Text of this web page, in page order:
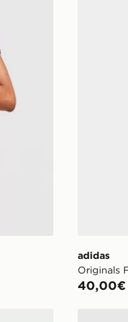
adidas
Originals
40,00€
adidas